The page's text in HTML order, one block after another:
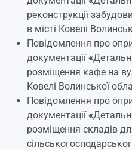
реконструкції
в місті Ковелі
Повідомлення про
документації«
розміщення кафе на
Ковелі Волинської
Повідомлення про
документації«
розміщення складів